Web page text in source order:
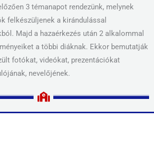
3 témanapot rendezünk, melynek
felkészüljenek a kirándulással
Majd a hazaérkezés után 2 alkalommal
a többi diáknak. Ekkor bemutatják
fotókat, videókat, prezentációkat
nevelőjének.